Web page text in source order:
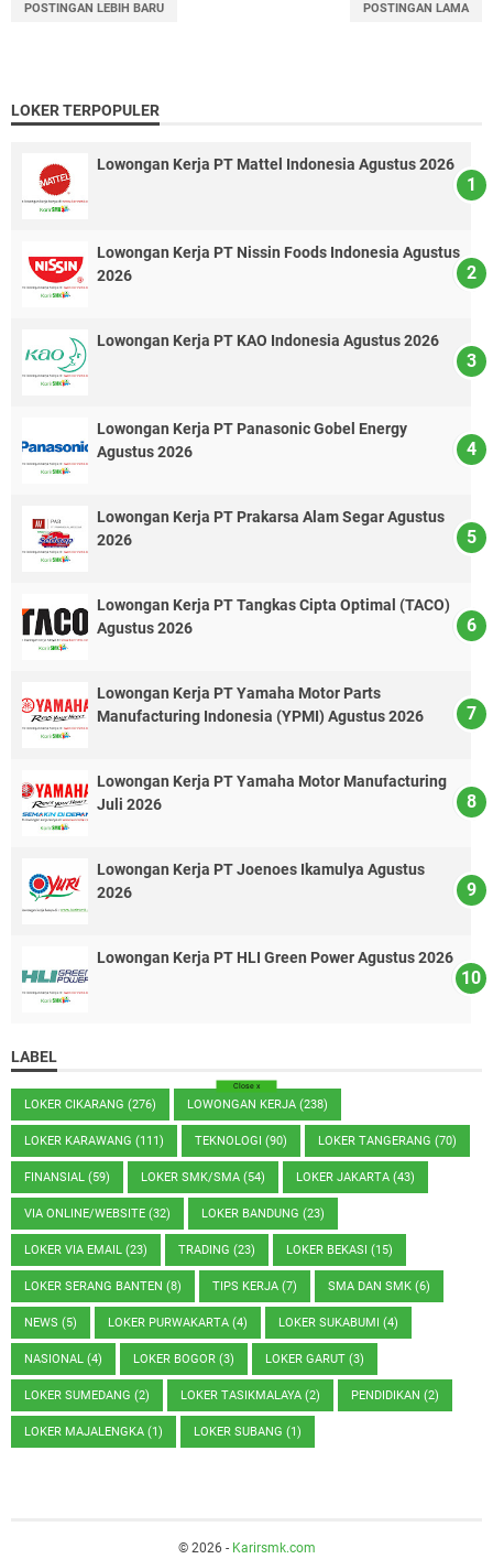
POSTINGAN LEBIH BARU POSTINGAN LAMA
LOKER TERPOPULER
Lowongan Kerja PT Mattel Indonesia Agustus 2026
Lowongan Kerja PT Nissin Foods Indonesia Agustus
2026
Lowongan Kerja PT KAO Indonesia Agustus 2026
Lowongan Kerja PT Panasonic Gobel Energy
Agustus 2026
Lowongan Kerja PT Prakarsa Alam Segar Agustus
2026
Lowongan Kerja PT Tangkas Cipta Optimal (TACO)
Agustus 2026
Lowongan Kerja PT Yamaha Motor Parts
Manufacturing Indonesia (YPMI) Agustus 2026
Lowongan Kerja PT Yamaha Motor Manufacturing
Juli 2026
Lowongan Kerja PT Joenoes Ikamulya Agustus
2026
Lowongan Kerja PT HLI Green Power Agustus 2026
LABEL
LOKER CIKARANG (276) LOWONGAN KERJA (238)
LOKER KARAWANG (111) TEKNOLOGI (90) LOKER TANGERANG (70)
FINANSIAL (59) LOKER SMK/SMA (54) LOKER JAKARTA (43)
VIA ONLINE/WEBSITE (32) LOKER BANDUNG (23)
LOKER VIA EMAIL (23) TRADING (23) LOKER BEKASI (15)
LOKER SERANG BANTEN (8) TIPS KERJA (7) SMA DAN SMK (6)
NEWS (5) LOKER PURWAKARTA (4) LOKER SUKABUMI (4)
NASIONAL (4) LOKER BOGOR (3) LOKER GARUT (3)
LOKER SUMEDANG (2) LOKER TASIKMALAYA (2) PENDIDIKAN (2)
LOKER MAJALENGKA (1) LOKER SUBANG (1)
© 2026 - Karirsmk.com
Close x